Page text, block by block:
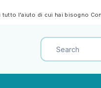
tutto l'aiuto di cui hai bisogno